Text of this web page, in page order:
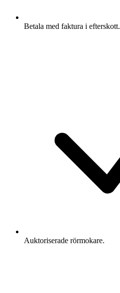
Betala med faktura i efterskott.
Auktoriserade rörmokare.